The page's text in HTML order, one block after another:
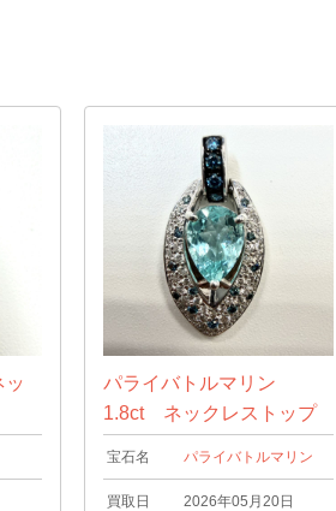
パライバトルマリン
1.8ct ネックレストップ
宝石名 パライバトルマリン
買取日 2026年05月20日